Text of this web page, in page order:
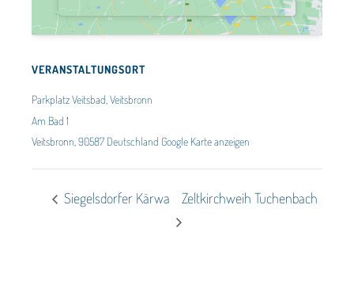
VERANSTALTUNGSORT
Parkplatz Veitsbad, Veitsbronn
Am Bad 1
Veitsbronn 90587 Deutschland Google Karte anzeigen
Siegelsdorfer Kärwa Zeltkirchweih Tuchenbach